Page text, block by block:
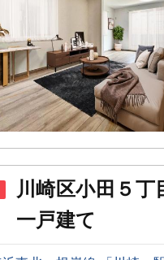
川崎区小田５
一戸建て